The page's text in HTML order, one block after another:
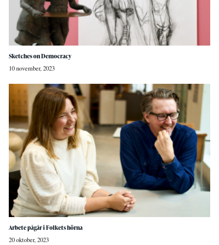
Sketches on Democracy
10 november, 2023
Arbete pågår i Folkets hörna
20 oktober, 2023